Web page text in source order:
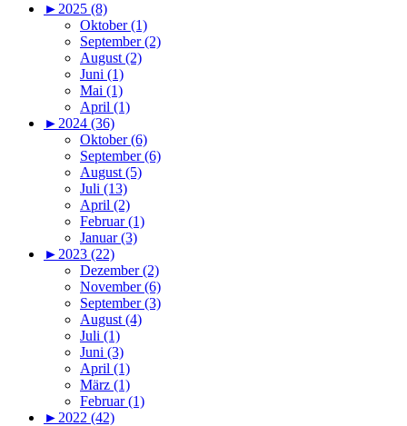
►2025 (8)
Oktober (1)
September (2)
August (2)
Juni (1)
Mai (1)
April (1)
►2024 (36)
Oktober (6)
September (6)
August (5)
Juli (13)
April (2)
Februar (1)
Januar (3)
►2023 (22)
Dezember (2)
November (6)
September (3)
August (4)
Juli (1)
Juni (3)
April (1)
März (1)
Februar (1)
►2022 (42)